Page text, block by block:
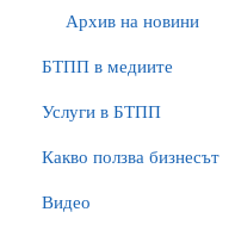
Архив на новини
БTПП в медиите
Услуги в БТПП
Какво ползва бизнесът
Видео